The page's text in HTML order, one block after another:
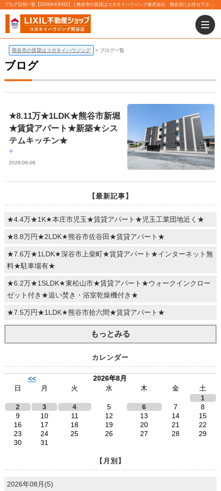
ブログ日別一覧【2026年6月6日】 | 熊谷市の賃貸はコガネイハウジング株式会社 熊谷店にお任せ下さい！
熊谷市の賃貸はコガネイハウジング ブログ一覧
ブログ
★8.11万★1LDK★熊谷市新堀
★賃貸アパート★新築★シス
テムキッチン★
2026-06-06
【最新記事】
★4.4万★1K★本庄市児玉★賃貸アパート★児玉工業団地近く★
★8.8万円★2LDK★熊谷市佐谷田★賃貸アパート★
★7.6万★1LDK★深谷市上柴町★賃貸アパート★インターネット無
料★駐車場有★
★6.2万★1SLDK★東松山市★賃貸アパート★ウォークインクロー
ゼット付き★追い焚き・浴室乾燥機付き★
★7.5万円★1LDK★熊谷市拾六間★賃貸アパート★
もっとみる
カレンダー
<<
2026年8月
日
月 火 水 木 金
土
1
2
3 4 5 6 7
8
9
10 11 12 13 14
15
16
17 18 19 20 21
22
23
24 25 26 27 28
29
30
31
【月別】
2026年08月(5)